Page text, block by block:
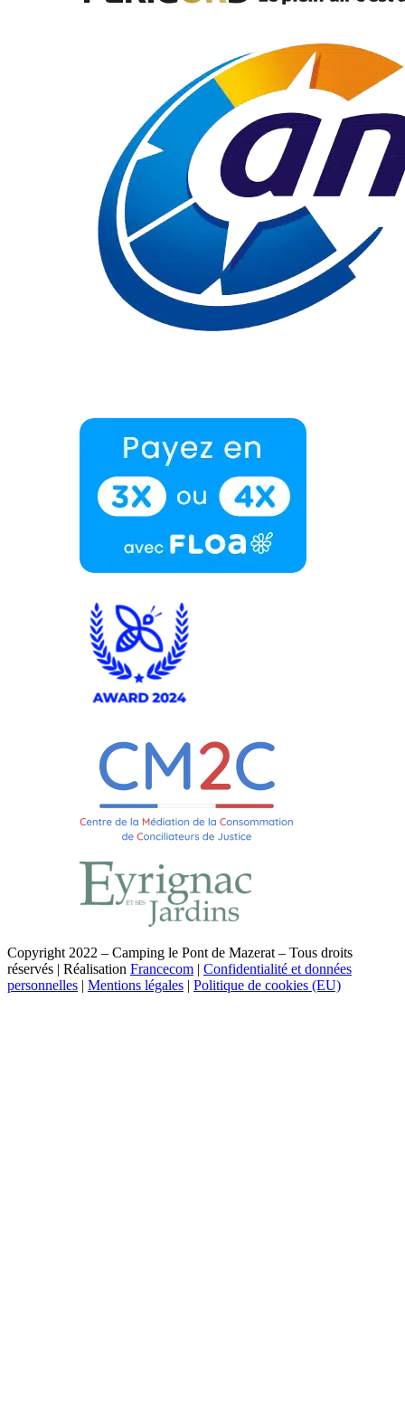
Copyright 2022 – Camping le Pont de Mazerat – Tous droits
réservés | Réalisation Francecom | Confidentialité et données
personnelles | Mentions légales | Politique de cookies (EU)